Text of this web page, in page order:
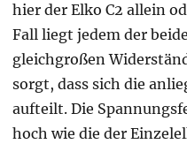
hier der Elko C2 allein
Fall liegt jedem der
gleichgroßen
sorgt, dass sich die
aufteilt. Die
hoch wie die der